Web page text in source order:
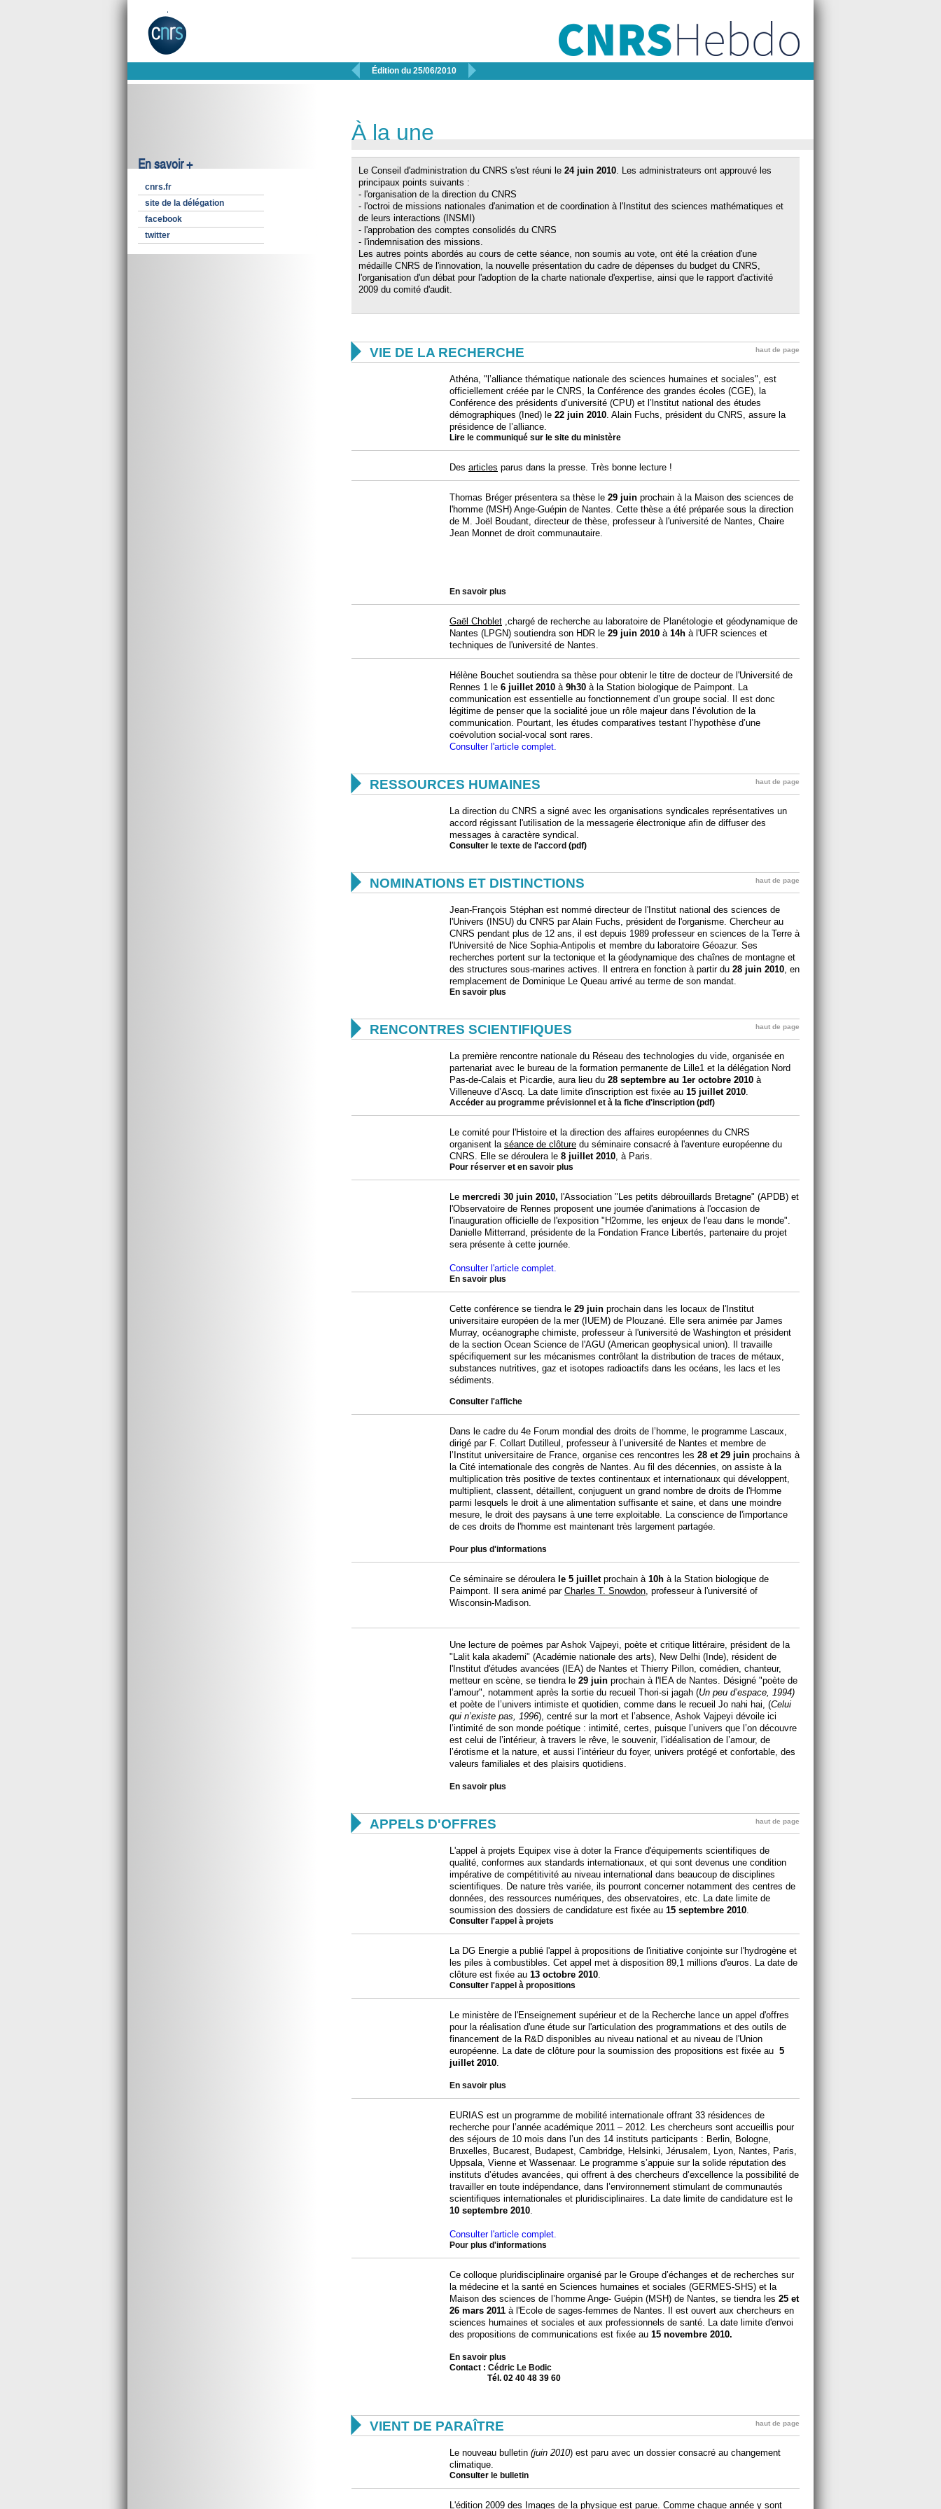
 Édition du 25/06/2010 
En savoir +
cnrs.fr
site de la délégation
facebook
twitter
À la une
Le Conseil d'administration du CNRS s'est réuni le 24 juin 2010. Les administrateurs ont approuvé les
principaux points suivants :
- l'organisation de la direction du CNRS
- l'octroi de missions nationales d'animation et de coordination à l'Institut des sciences mathématiques et
de leurs interactions (INSMI)
- l'approbation des comptes consolidés du CNRS
- l'indemnisation des missions.
Les autres points abordés au cours de cette séance, non soumis au vote, ont été la création d'une
médaille CNRS de l'innovation, la nouvelle présentation du cadre de dépenses du budget du CNRS,
l'organisation d'un débat pour l'adoption de la charte nationale d'expertise, ainsi que le rapport d'activité
2009 du comité d'audit.
 VIE DE LA RECHERCHE haut de page
Athéna, "l’alliance thématique nationale des sciences humaines et sociales", est
officiellement créée par le CNRS, la Conférence des grandes écoles (CGE), la
Conférence des présidents d’université (CPU) et l’lnstitut national des études
démographiques (Ined) le 22 juin 2010. Alain Fuchs, président du CNRS, assure la
présidence de l’alliance.
Lire le communiqué sur le site du ministère
Des articles parus dans la presse. Très bonne lecture !
Thomas Bréger présentera sa thèse le 29 juin prochain à la Maison des sciences de
l'homme (MSH) Ange-Guépin de Nantes. Cette thèse a été préparée sous la direction
de M. Joël Boudant, directeur de thèse, professeur à l'université de Nantes, Chaire
Jean Monnet de droit communautaire.
En savoir plus
Gaël Choblet ,chargé de recherche au laboratoire de Planétologie et géodynamique de
Nantes (LPGN) soutiendra son HDR le 29 juin 2010 à 14h à l'UFR sciences et
techniques de l'université de Nantes.
Hélène Bouchet soutiendra sa thèse pour obtenir le titre de docteur de l'Université de
Rennes 1 le 6 juillet 2010 à 9h30 à la Station biologique de Paimpont. La
communication est essentielle au fonctionnement d’un groupe social. Il est donc
légitime de penser que la socialité joue un rôle majeur dans l’évolution de la
communication. Pourtant, les études comparatives testant l’hypothèse d’une
coévolution social-vocal sont rares.
Consulter l'article complet.
 RESSOURCES HUMAINES haut de page
La direction du CNRS a signé avec les organisations syndicales représentatives un
accord régissant l'utilisation de la messagerie électronique afin de diffuser des
messages à caractère syndical.
Consulter le texte de l'accord (pdf)
 NOMINATIONS ET DISTINCTIONS haut de page
Jean-François Stéphan est nommé directeur de l'Institut national des sciences de
l'Univers (INSU) du CNRS par Alain Fuchs, président de l'organisme. Chercheur au
CNRS pendant plus de 12 ans, il est depuis 1989 professeur en sciences de la Terre à
l'Université de Nice Sophia-Antipolis et membre du laboratoire Géoazur. Ses
recherches portent sur la tectonique et la géodynamique des chaînes de montagne et
des structures sous-marines actives. Il entrera en fonction à partir du 28 juin 2010, en
remplacement de Dominique Le Queau arrivé au terme de son mandat.
En savoir plus
 RENCONTRES SCIENTIFIQUES haut de page
La première rencontre nationale du Réseau des technologies du vide, organisée en
partenariat avec le bureau de la formation permanente de Lille1 et la délégation Nord
Pas-de-Calais et Picardie, aura lieu du 28 septembre au 1er octobre 2010 à
Villeneuve d’Ascq. La date limite d'inscription est fixée au 15 juillet 2010.
Accéder au programme prévisionnel et à la fiche d'inscription (pdf)
Le comité pour l'Histoire et la direction des affaires européennes du CNRS
organisent la séance de clôture du séminaire consacré à l'aventure européenne du
CNRS. Elle se déroulera le 8 juillet 2010, à Paris.
Pour réserver et en savoir plus
Le mercredi 30 juin 2010, l'Association "Les petits débrouillards Bretagne" (APDB) et
l'Observatoire de Rennes proposent une journée d'animations à l'occasion de
l'inauguration officielle de l'exposition "H2omme, les enjeux de l'eau dans le monde".
Danielle Mitterrand, présidente de la Fondation France Libertés, partenaire du projet
sera présente à cette journée.
Consulter l'article complet.
En savoir plus
Cette conférence se tiendra le 29 juin prochain dans les locaux de l'Institut
universitaire européen de la mer (IUEM) de Plouzané. Elle sera animée par James
Murray, océanographe chimiste, professeur à l'université de Washington et président
de la section Ocean Science de l'AGU (American geophysical union). Il travaille
spécifiquement sur les mécanismes contrôlant la distribution de traces de métaux,
substances nutritives, gaz et isotopes radioactifs dans les océans, les lacs et les
sédiments.
Consulter l'affiche
Dans le cadre du 4e Forum mondial des droits de l’homme, le programme Lascaux,
dirigé par F. Collart Dutilleul, professeur à l’université de Nantes et membre de
l’Institut universitaire de France, organise ces rencontres les 28 et 29 juin prochains à
la Cité internationale des congrès de Nantes. Au fil des décennies, on assiste à la
multiplication très positive de textes continentaux et internationaux qui développent,
multiplient, classent, détaillent, conjuguent un grand nombre de droits de l'Homme
parmi lesquels le droit à une alimentation suffisante et saine, et dans une moindre
mesure, le droit des paysans à une terre exploitable. La conscience de l'importance
de ces droits de l'homme est maintenant très largement partagée.
Pour plus d'informations
Ce séminaire se déroulera le 5 juilletprochain à 10h à la Station biologique de
Paimpont. Il sera animé par Charles T. Snowdon, professeur à l'université of
Wisconsin-Madison.
Une lecture de poèmes par Ashok Vajpeyi, poète et critique littéraire, président de la
"Lalit kala akademi" (Académie nationale des arts), New Delhi (Inde), résident de
l'Institut d'études avancées (IEA) de Nantes et Thierry Pillon, comédien, chanteur,
metteur en scène, se tiendra le 29 juin prochain à l'IEA de Nantes. Désigné "poète de
l’amour", notamment après la sortie du recueil Thori-si jagah (Un peu d’espace, 1994)
et poète de l’univers intimiste et quotidien, comme dans le recueil Jo nahi hai, (Celui
qui n’existe pas, 1996), centré sur la mort et l’absence, Ashok Vajpeyi dévoile ici
l’intimité de son monde poétique : intimité, certes, puisque l’univers que l’on découvre
est celui de l’intérieur, à travers le rêve, le souvenir, l’idéalisation de l’amour, de
l’érotisme et la nature, et aussi l’intérieur du foyer, univers protégé et confortable, des
valeurs familiales et des plaisirs quotidiens.
En savoir plus
 APPELS D'OFFRES haut de page
L'appel à projets Equipex vise à doter la France d'équipements scientifiques de
qualité, conformes aux standards internationaux, et qui sont devenus une condition
impérative de compétitivité au niveau international dans beaucoup de disciplines
scientifiques. De nature très variée, ils pourront concerner notamment des centres de
données, des ressources numériques, des observatoires, etc. La date limite de
soumission des dossiers de candidature est fixée au 15 septembre 2010.
Consulter l'appel à projets
La DG Energie a publié l'appel à propositions de l'initiative conjointe sur l'hydrogène et
les piles à combustibles. Cet appel met à disposition 89,1 millions d'euros. La date de
clôture est fixée au 13 octobre 2010.
Consulter l'appel à propositions
Le ministère de l'Enseignement supérieur et de la Recherche lance un appel d'offres
pour la réalisation d'une étude sur l'articulation des programmations et des outils de
financement de la R&D disponibles au niveau national et au niveau de l'Union
européenne. La date de clôture pour la soumission des propositions est fixée au 5
juillet 2010.
En savoir plus
EURIAS est un programme de mobilité internationale offrant 33 résidences de
recherche pour l’année académique 2011 – 2012. Les chercheurs sont accueillis pour
des séjours de 10 mois dans l’un des 14 instituts participants : Berlin, Bologne,
Bruxelles, Bucarest, Budapest, Cambridge, Helsinki, Jérusalem, Lyon, Nantes, Paris,
Uppsala, Vienne et Wassenaar. Le programme s’appuie sur la solide réputation des
instituts d’études avancées, qui offrent à des chercheurs d’excellence la possibilité de
travailler en toute indépendance, dans l’environnement stimulant de communautés
scientifiques internationales et pluridisciplinaires. La date limite de candidature est le
10 septembre 2010.
Consulter l'article complet.
Pour plus d'informations
Ce colloque pluridisciplinaire organisé par le Groupe d’échanges et de recherches sur
la médecine et la santé en Sciences humaines et sociales (GERMES-SHS) et la
Maison des sciences de l’homme Ange- Guépin (MSH) de Nantes, se tiendra les 25 et
26 mars 2011 à l'Ecole de sages-femmes de Nantes. Il est ouvert aux chercheurs en
sciences humaines et sociales et aux professionnels de santé. La date limite d'envoi
des propositions de communications est fixée au 15 novembre 2010.
En savoir plus
Contact : Cédric Le Bodic
Tél. 02 40 48 39 60
 VIENT DE PARAÎTRE haut de page
Le nouveau bulletin (juin 2010) est paru avec un dossier consacré au changement
climatique.
Consulter le bulletin
L'édition 2009 des Images de la physique est parue. Comme chaque année y sont